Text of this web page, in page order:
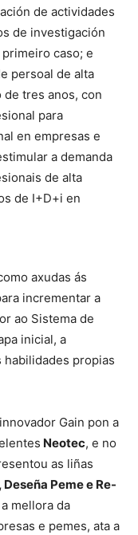
de actividades
de investigación
caso; e
persoal de alta
tres anos, con
para
en empresas e
a demanda
de alta
de I+D+i en
axudas ás
incrementar a
ao Sistema de
inicial, a
propias
Gain pon a
Neotec, e no
as liñas
Peme e Re-
mellora da
e pemes, ata a